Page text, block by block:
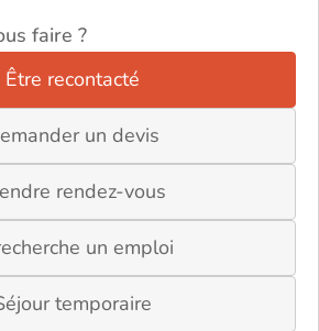
faire ?
Être recontacté
un devis
rendez-vous
un emploi
temporaire